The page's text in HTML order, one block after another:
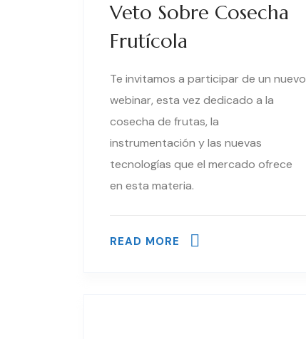
Veto Sobre Cosecha
Frutícola
Te invitamos a participar de un nuevo
webinar, esta vez dedicado a la
cosecha de frutas, la
instrumentación y las nuevas
tecnologías que el mercado ofrece
en esta materia.
READ MORE